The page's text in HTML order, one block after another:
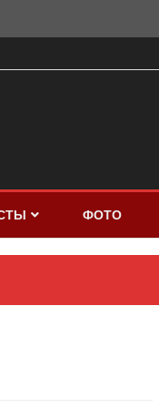
ФОТО